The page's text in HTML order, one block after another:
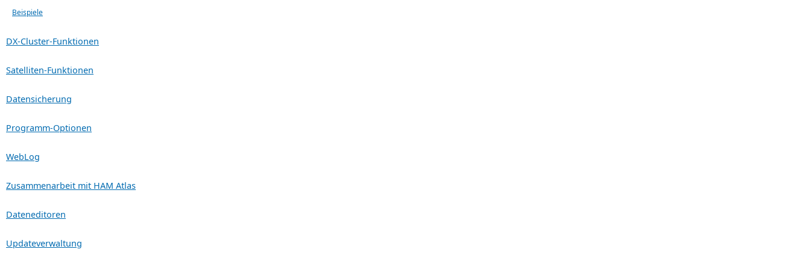
Beispiele
DX-Cluster-Funktionen
Satelliten-Funktionen
Datensicherung
Programm-Optionen
WebLog
Zusammenarbeit mit HAM Atlas
Dateneditoren
Updateverwaltung